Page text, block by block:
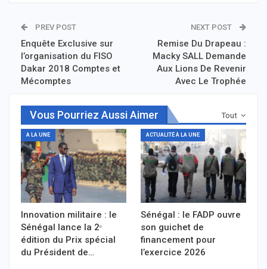
PREV POST
Enquête Exclusive sur
l’organisation du FISO
Dakar 2018 Comptes et
Mécomptes
NEXT POST
Remise Du Drapeau :
Macky SALL Demande
Aux Lions De Revenir
Avec Le Trophée
Tout
Vous Pourriez Aussi Aimer
A LA UNE
Innovation militaire : le
Sénégal lance la 2ᵉ
édition du Prix spécial
du Président de…
ACTUALITÉ À LA UNE
Sénégal : le FADP ouvre
son guichet de
financement pour
l’exercice 2026